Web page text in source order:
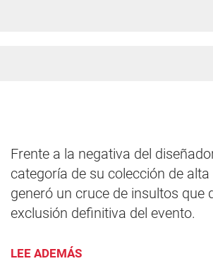
Frente a la negativa del
categoría de su colección de
generó un cruce de insultos que
exclusión definitiva del evento.
LEE ADEMÁS